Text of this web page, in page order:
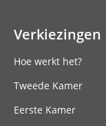
Verkiezingen
Hoe werkt het?
Tweede Kamer
Eerste Kamer